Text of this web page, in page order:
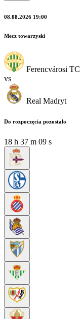
08.08.2026 19:00
Mecz towarzyski
Ferencvárosi TC
vs
Real Madryt
Do rozpoczęcia pozostało
18 h 37 m 07 s